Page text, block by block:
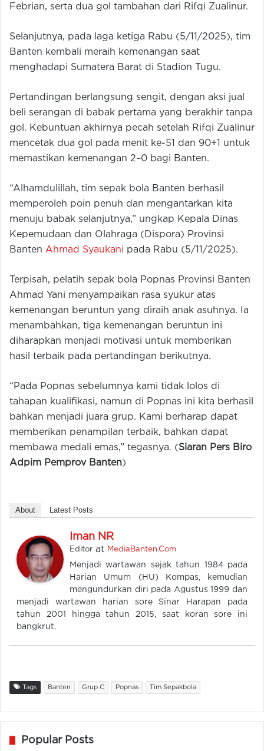
Febrian, serta dua gol tambahan dari Rifqi Zualinur.
Selanjutnya, pada laga ketiga Rabu (5/11/2025), tim
Banten kembali meraih kemenangan saat
menghadapi Sumatera Barat di Stadion Tugu.
Pertandingan berlangsung sengit, dengan aksi jual
beli serangan di babak pertama yang berakhir tanpa
gol. Kebuntuan akhirnya pecah setelah Rifqi Zualinur
mencetak dua gol pada menit ke-51 dan 90+1 untuk
memastikan kemenangan 2–0 bagi Banten.
“Alhamdulillah, tim sepak bola Banten berhasil
memperoleh poin penuh dan mengantarkan kita
menuju babak selanjutnya,” ungkap Kepala Dinas
Kepemudaan dan Olahraga (Dispora) Provinsi
Banten Ahmad Syaukani pada Rabu (5/11/2025).
Terpisah, pelatih sepak bola Popnas Provinsi Banten
Ahmad Yani menyampaikan rasa syukur atas
kemenangan beruntun yang diraih anak asuhnya. Ia
menambahkan, tiga kemenangan beruntun ini
diharapkan menjadi motivasi untuk memberikan
hasil terbaik pada pertandingan berikutnya.
“Pada Popnas sebelumnya kami tidak lolos di
tahapan kualifikasi, namun di Popnas ini kita berhasil
bahkan menjadi juara grup. Kami berharap dapat
memberikan penampilan terbaik, bahkan dapat
membawa medali emas,” tegasnya. (Siaran Pers Biro
Adpim Pemprov Banten)
About Latest Posts
Iman NR
Editor at MediaBanten.Com
Menjadi wartawan sejak tahun 1984 pada
Harian Umum (HU) Kompas, kemudian
mengundurkan diri pada Agustus 1999 dan
menjadi wartawan harian sore Sinar Harapan pada
tahun 2001 hingga tahun 2015, saat koran sore ini
bangkrut.
Tags Banten Grup C Popnas Tim Sepakbola
Popular Posts